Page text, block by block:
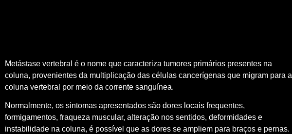
Metástase vertebral é o nome que caracteriza tumores primários presentes na
coluna, provenientes da multiplicação das células cancerígenas que migram para a
coluna vertebral por meio da corrente sanguínea.
Normalmente, os sintomas apresentados são dores locais frequentes,
formigamentos, fraqueza muscular, alteração nos sentidos, deformidades e
instabilidade na coluna, é possível que as dores se ampliem para braços e pernas.